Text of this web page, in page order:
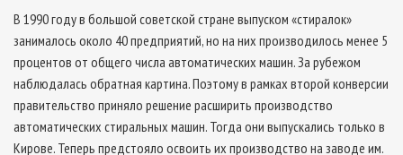
В 1990 году в большой советской стране выпуском «стиралок»
занималось около 40 предприятий, но на них производилось менее 5
процентов от общего числа автоматических машин. За рубежом
наблюдалась обратная картина. Поэтому в рамках второй конверсии
правительство приняло решение расширить производство
автоматических стиральных машин. Тогда они выпускались только в
Кирове. Теперь предстояло освоить их производство на заводе им.